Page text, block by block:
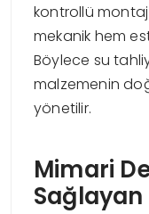
kontrollü
mekanik hem
Böylece su
malzemenin
yönetilir.
Mimari